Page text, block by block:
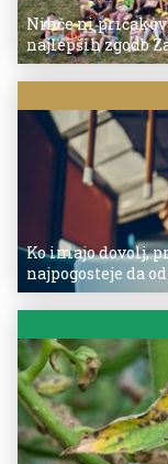
Nihče ni
najlepših zgodb
Ko imajo dovolj,
najpogosteje da